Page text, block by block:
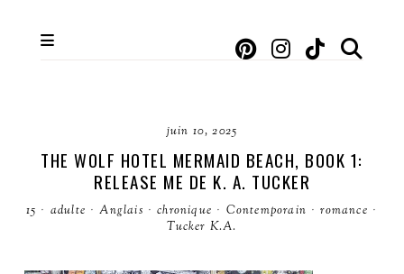
juin 10, 2025
THE WOLF HOTEL MERMAID BEACH, BOOK 1:
RELEASE ME DE K. A. TUCKER
15 · adulte · Anglais · chronique · Contemporain · romance ·
Tucker K.A.